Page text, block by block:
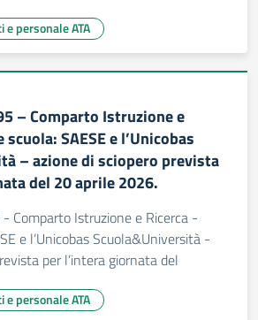
e personale ATA
– Comparto Istruzione e
SAESE e l’Unicobas
– azione di sciopero prevista
del 20 aprile 2026.
- Comparto Istruzione e Ricerca -
e l’Unicobas Scuola&Università -
per l’intera giornata del
e personale ATA